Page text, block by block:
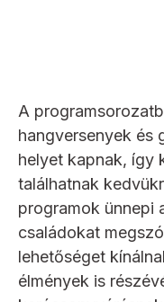
A
hangversenyek és
helyet kapnak, így
találhatnak
programok ünnepi
családokat
lehetőséget
élmények is